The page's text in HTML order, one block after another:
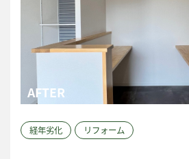
経年劣化 リフォーム